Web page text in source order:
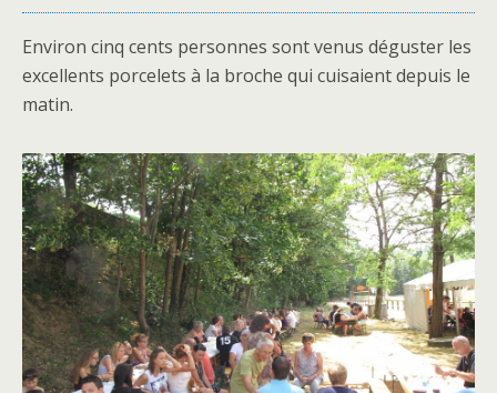
Environ cinq cents personnes sont venus déguster les
excellents porcelets à la broche qui cuisaient depuis le
matin.